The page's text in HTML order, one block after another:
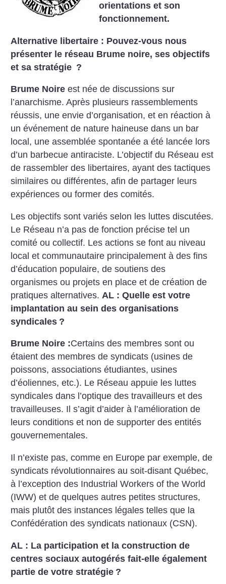
orientations et son
fonctionnement.
Alternative libertaire : Pouvez-vous nous
présenter le réseau Brume noire, ses objectifs
et sa stratégie ?
Brume Noire est née de discussions sur
l’anarchisme. Après plusieurs rassemblements
réussis, une envie d’organisation, et en réaction à
un événement de nature haineuse dans un bar
local, une assemblée spontanée a été lancée lors
d’un barbecue antiraciste. L’objectif du Réseau est
de rassembler des libertaires, ayant des tactiques
similaires ou différentes, afin de partager leurs
expériences ou former des comités.
Les objectifs sont variés selon les luttes discutées.
Le Réseau n’a pas de fonction précise tel un
comité ou collectif. Les actions se font au niveau
local et communautaire principalement à des fins
d’éducation populaire, de soutiens des
organismes ou projets en place et de création de
pratiques alternatives. AL : Quelle est votre
implantation au sein des organisations
syndicales ?
Brume Noire :Certains des membres sont ou
étaient des membres de syndicats (usines de
poissons, associations étudiantes, usines
d’éoliennes, etc.). Le Réseau appuie les luttes
syndicales dans l’optique des travailleurs et des
travailleuses. Il s’agit d’aider à l’amélioration de
leurs conditions et non de supporter des entités
gouvernementales.
Il n’existe pas, comme en Europe par exemple, de
syndicats révolutionnaires au soit-disant Québec,
à l’exception des Industrial Workers of the World
(IWW) et de quelques autres petites structures,
mais plutôt des instances légales telles que la
Confédération des syndicats nationaux (CSN).
AL : La participation et la construction de
centres sociaux autogérés fait-elle également
partie de votre stratégie ?